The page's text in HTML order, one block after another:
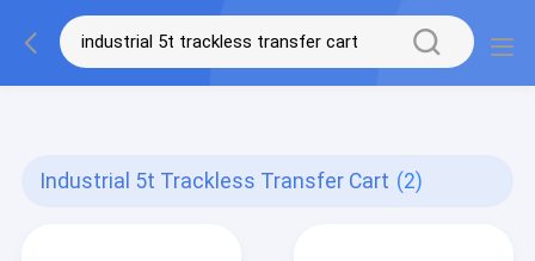
gtag('config', 'G-QWE9HWC3PF', {cookie_flags:
"SameSite=None;Secure"});
Industrial 5t Trackless Transfer Cart (2)